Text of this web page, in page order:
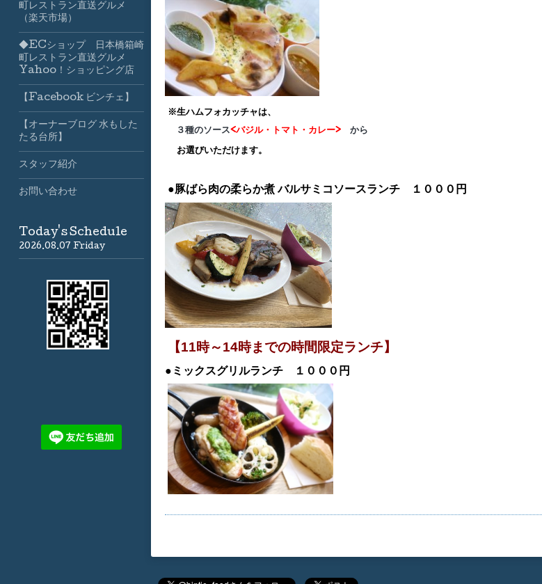
※生ハムフォカッチャは、
３種のソース<バジル・トマト・カレー> から
お選びいただけます。
●豚ばら肉の柔らか煮バルサミコソースランチ １０００円
【11時～14時までの時間限定ランチ】
●ミックスグリルランチ １０００円
町レストラン直送グルメ
（楽天市場）
◆ECショップ 日本橋箱崎
町レストラン直送グルメ
Yahoo！ショッピング店
【Facebook ビンチェ】
【オーナーブログ 水もした
たる台所】
スタッフ紹介
お問い合わせ
Today's Schedule
2026.08.07 Friday